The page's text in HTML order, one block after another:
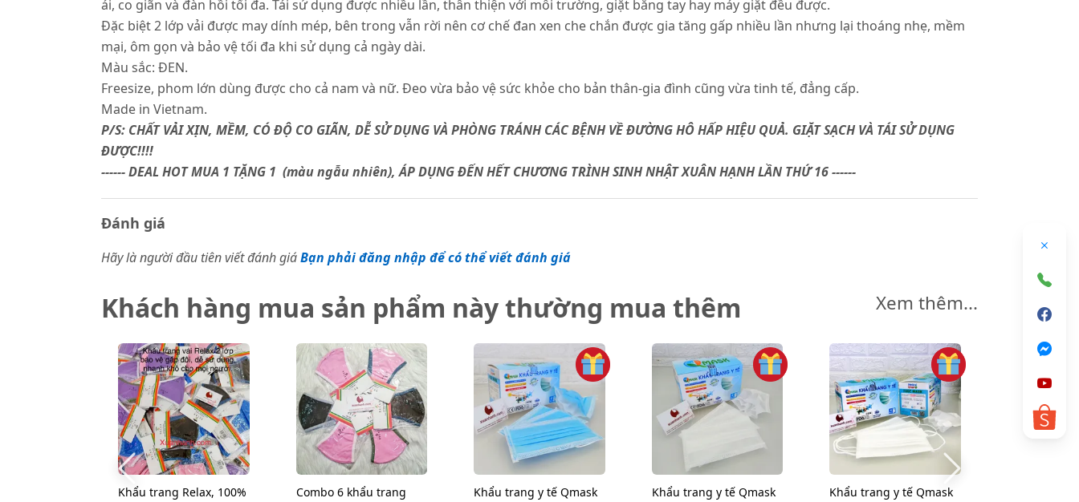
ái, co giãn và đàn hồi tối đa. Tái sử dụng được nhiều lần, thân thiện với môi trường, giặt bằng tay hay máy giặt đều được.
Đặc biệt 2 lớp vải được may dính mép, bên trong vẫn rời nên cơ chế đan xen che chắn được gia tăng gấp nhiều lần nhưng lại thoáng nhẹ, mềm
mại, ôm gọn và bảo vệ tối đa khi sử dụng cả ngày dài.
Màu sắc: ĐEN.
Freesize, phom lớn dùng được cho cả nam và nữ. Đeo vừa bảo vệ sức khỏe cho bản thân-gia đình cũng vừa tinh tế, đẳng cấp.
Made in Vietnam.
P/S: CHẤT VẢI XỊN, MỀM, CÓ ĐỘ CO GIÃN, DỄ SỬ DỤNG VÀ PHÒNG TRÁNH CÁC BỆNH VỀ ĐƯỜNG HÔ HẤP HIỆU QUẢ. GIẶT SẠCH VÀ TÁI SỬ DỤNG
ĐƯỢC!!!!
------ DEAL HOT MUA 1 TẶNG 1 (màu ngẫu nhiên), ÁP DỤNG ĐẾN HẾT CHƯƠNG TRÌNH SINH NHẬT XUÂN HẠNH LẦN THỨ 16 ------
Đánh giá
Hãy là người đầu tiên viết đánh giáBạn phải đăng nhập để có thể viết đánh giá
Khách hàng mua sản phẩm này thường mua thêm Xem thêm...
Khẩu trang Relax, 100%
Combo 6 khẩu trang
Khẩu trang y tế Qmask
Khẩu trang y tế Qmask
Khẩu trang y tế Qmask